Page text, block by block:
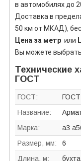
в автомобилях до
Доставка в
50 км от МКАД),
Цена за метр или
Вы можете
Технические
ГОСТ
ГОСТ:
ГОСТ
Название:
Марка:
а3
Размер, мм:
6
Длина, м:
бухта